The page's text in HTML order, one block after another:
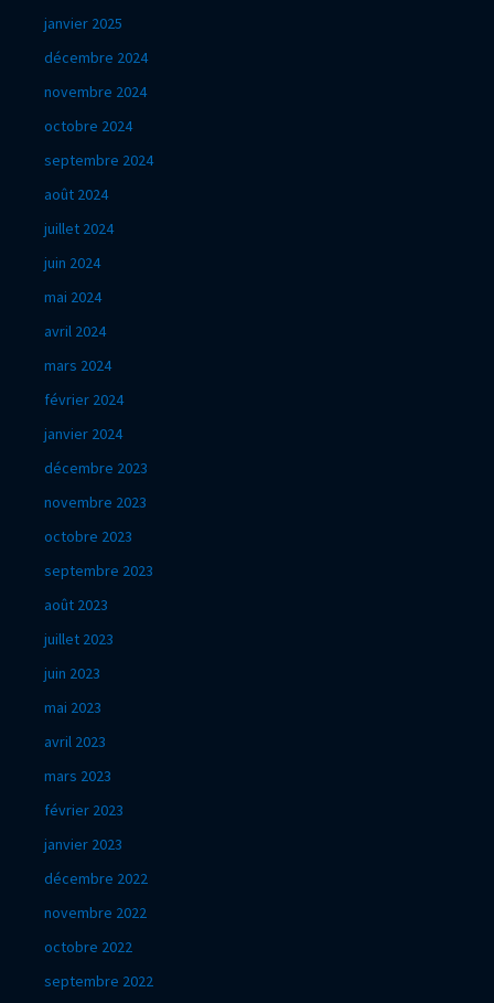
janvier 2025
décembre 2024
novembre 2024
octobre 2024
septembre 2024
août 2024
juillet 2024
juin 2024
mai 2024
avril 2024
mars 2024
février 2024
janvier 2024
décembre 2023
novembre 2023
octobre 2023
septembre 2023
août 2023
juillet 2023
juin 2023
mai 2023
avril 2023
mars 2023
février 2023
janvier 2023
décembre 2022
novembre 2022
octobre 2022
septembre 2022